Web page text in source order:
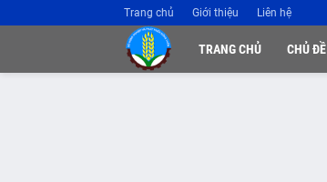
Trang chủ Giới thiệu Liên hệ
TRANG CHỦ CHỦ ĐỀ